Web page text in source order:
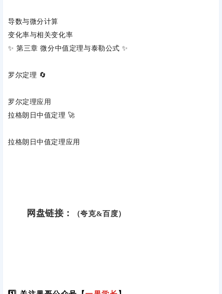
导数与微分计算
变化率与相关变化率
✨ ‌第三章 微分中值定理与泰勒公式 ‌ ✨
罗尔定理 ‌ 🔄
罗尔定理应用
拉格朗日中值定理 ‌ 🚀
拉格朗日中值定理应用
网盘链接： （夸克&百度）